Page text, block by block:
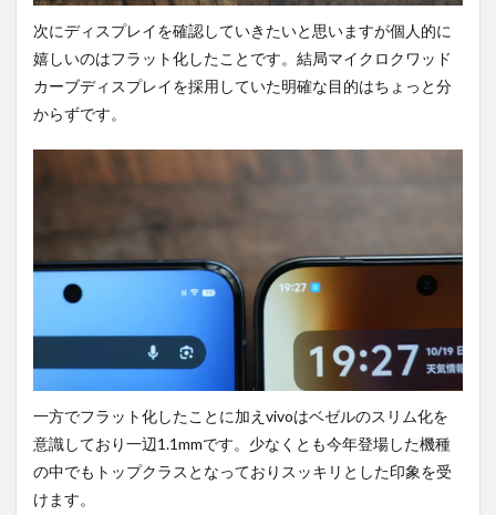
次にディスプレイを確認していきたいと思いますが個人的に
嬉しいのはフラット化したことです。結局マイクロクワッド
カーブディスプレイを採用していた明確な目的はちょっと分
からずです。
一方でフラット化したことに加えvivoはベゼルのスリム化を
意識しており一辺1.1mmです。少なくとも今年登場した機種
の中でもトップクラスとなっておりスッキリとした印象を受
けます。